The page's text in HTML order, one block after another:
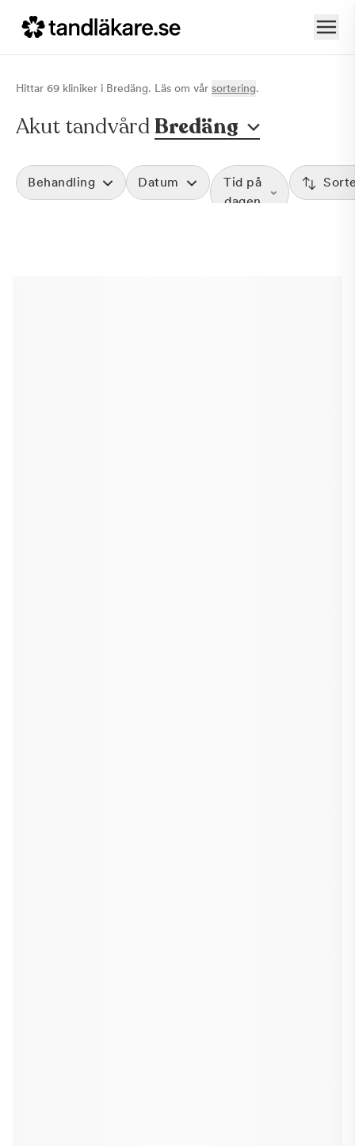
Hittar 69 kliniker i Bredäng. Läs om vår sortering.
Akut tandvård Bredäng
Behandling Datum
Tid på
dagen